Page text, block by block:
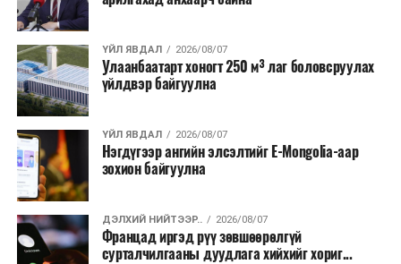
нэмэгдэж, хуурайшилт эрчимжих төлөвтэй байгааг
анхааруулсан бөгөөд энэ нь гал унтраах ажиллагаанд
шинэ сорилт учруулж болзошгүйг онцолжээ.
ҮЙЛ ЯВДАЛ 2026/08/07
Улаанбаатарт хоногт 250 м³ лаг боловсруулах
үйлдвэр байгуулна
ҮЙЛ ЯВДАЛ 2026/08/07
Нэгдүгээр ангийн элсэлтийг E-Mongolia-аар
зохион байгуулна
ДЭЛХИЙ НИЙТЭЭР.. 2026/08/07
Францад иргэд рүү зөвшөөрөлгүй
сурталчилгааны дуудлага хийхийг хориг...